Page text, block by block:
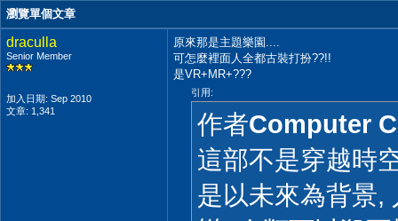
瀏覽單個文章
draculla
Senior Member
加入日期: Sep 2010
文章: 1,341
原來那是主題樂園....
可怎麼裡面人全都古裝打扮??!!
是VR+MR+???
引用:
作者Computer
這部不是穿越時
是以未來為背景,